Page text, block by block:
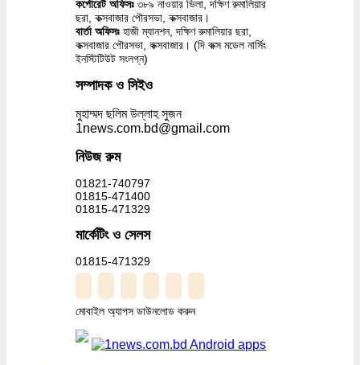
কর্পোরেট অফিসঃ ৩৮৯ নাওয়ার ভিলা, দক্ষিণ রুমালিয়ার
ছরা, কক্সবাজার পৌরসভা, কক্সবাজার।
বার্তা অফিসঃহাজী ম্যানশন, দক্ষিণ রুমালিয়ার ছরা,
কক্সবাজার পৌরসভা, কক্সবাজার। (দি কক্স মডেল নার্সিং
ইনস্টিটিউট সংলগ্ন)
সম্পাদক ও সিইও
মুহাম্মদ ছলিম উল্লাহ সুজন
1news.com.bd@gmail.com
নিউজ রুম
01821-740797
01815-471400
01815-471329
মার্কেটিং ও সেলস
01815-471329
মোবাইল অ্যাপস ডাউনলোড করুন